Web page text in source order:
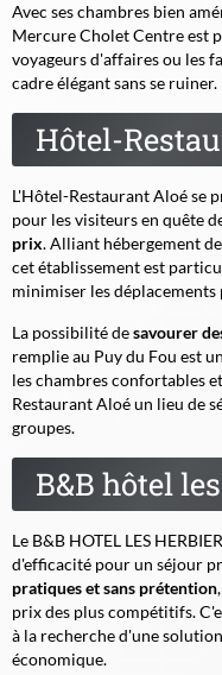
Avec ses chambres bien
Mercure Cholet Centre est
voyageurs d'affaires ou les
cadre élégant sans se ruiner.
Hôtel-
L'Hôtel-Restaurant Aloé se
pour les visiteurs en quête
prix. Alliant hébergement
cet établissement est
minimiser les
La possibilité desavourer
remplie au Puy du Fou est
les chambres confortables
Restaurant Aloé un lieu de
groupes.
B&B hôtel
Le B&B HOTEL LES
d'efficacité pour un séjour
pratiques et sans prétention
prix des plus compétitifs.
à la recherche d'une
économique.